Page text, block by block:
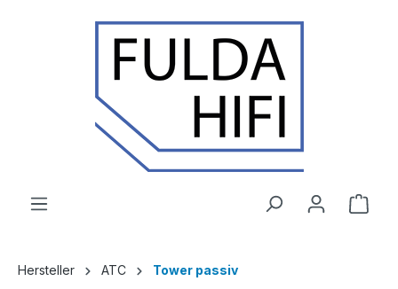
Zum Hauptinhalt springen
Hersteller ATC Tower passiv